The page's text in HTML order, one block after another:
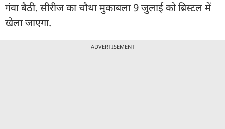
गंवा बैठी. सीरीज का चौथा मुकाबला 9 जुलाई को ब्रिस्टल में
खेला जाएगा.
ADVERTISEMENT